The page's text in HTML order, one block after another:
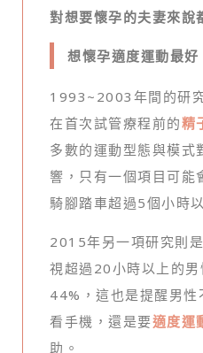
對想要懷孕的夫妻來說
想懷孕適度運動最
1993~2003年間的研
在首次試管療程前的精
多數的運動型態與模式
響，只有一個項目可能
騎腳踏車超過5個小時
2015年另一項研究則
視超過20小時以上的
44%，這也是提醒男
看手機，還是要適度運
助。